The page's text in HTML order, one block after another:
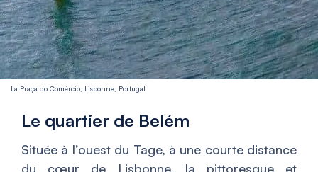
La Praça do Comércio, Lisbonne, Portugal
Le quartier de Belém
Située à l’ouest du Tage, à une courte distance
du cœur de Lisbonne, la pittoresque et